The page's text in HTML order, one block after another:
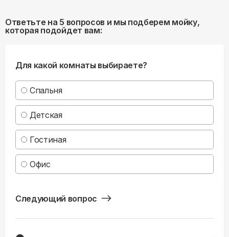
Ответьте на 5 вопросов и мы подберем мойку,
которая подойдет вам:
Для какой комнаты выбираете?
Спальня
Детская
Гостиная
Офис
Следующий вопрос